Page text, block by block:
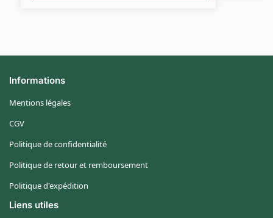
Informations
Mentions légales
CGV
Politique de confidentialité
Politique de retour et remboursement
Politique d'expédition
Liens utiles